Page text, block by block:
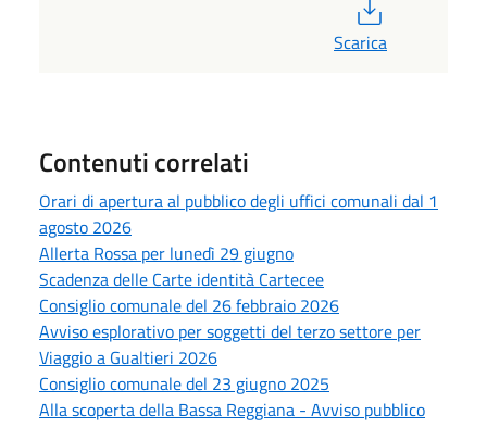
Scarica
Contenuti correlati
Orari di apertura al pubblico degli uffici comunali dal 1
agosto 2026
Allerta Rossa per lunedì 29 giugno
Scadenza delle Carte identità Cartecee
Consiglio comunale del 26 febbraio 2026
Avviso esplorativo per soggetti del terzo settore per
Viaggio a Gualtieri 2026
Consiglio comunale del 23 giugno 2025
Alla scoperta della Bassa Reggiana - Avviso pubblico